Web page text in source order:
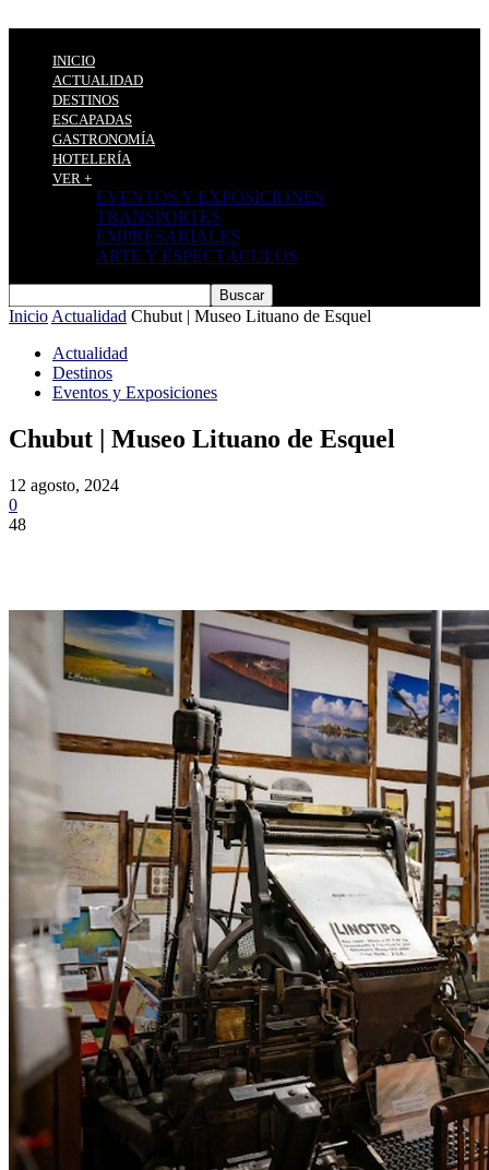
INICIO
ACTUALIDAD
DESTINOS
ESCAPADAS
GASTRONOMÍA
HOTELERÍA
VER +
EVENTOS Y EXPOSICIONES
TRANSPORTES
EMPRESARIALES
ARTE Y ESPECTÁCULOS
Inicio Actualidad Chubut | Museo Lituano de Esquel
Actualidad
Destinos
Eventos y Exposiciones
Chubut | Museo Lituano de Esquel
12 agosto, 2024
0
48